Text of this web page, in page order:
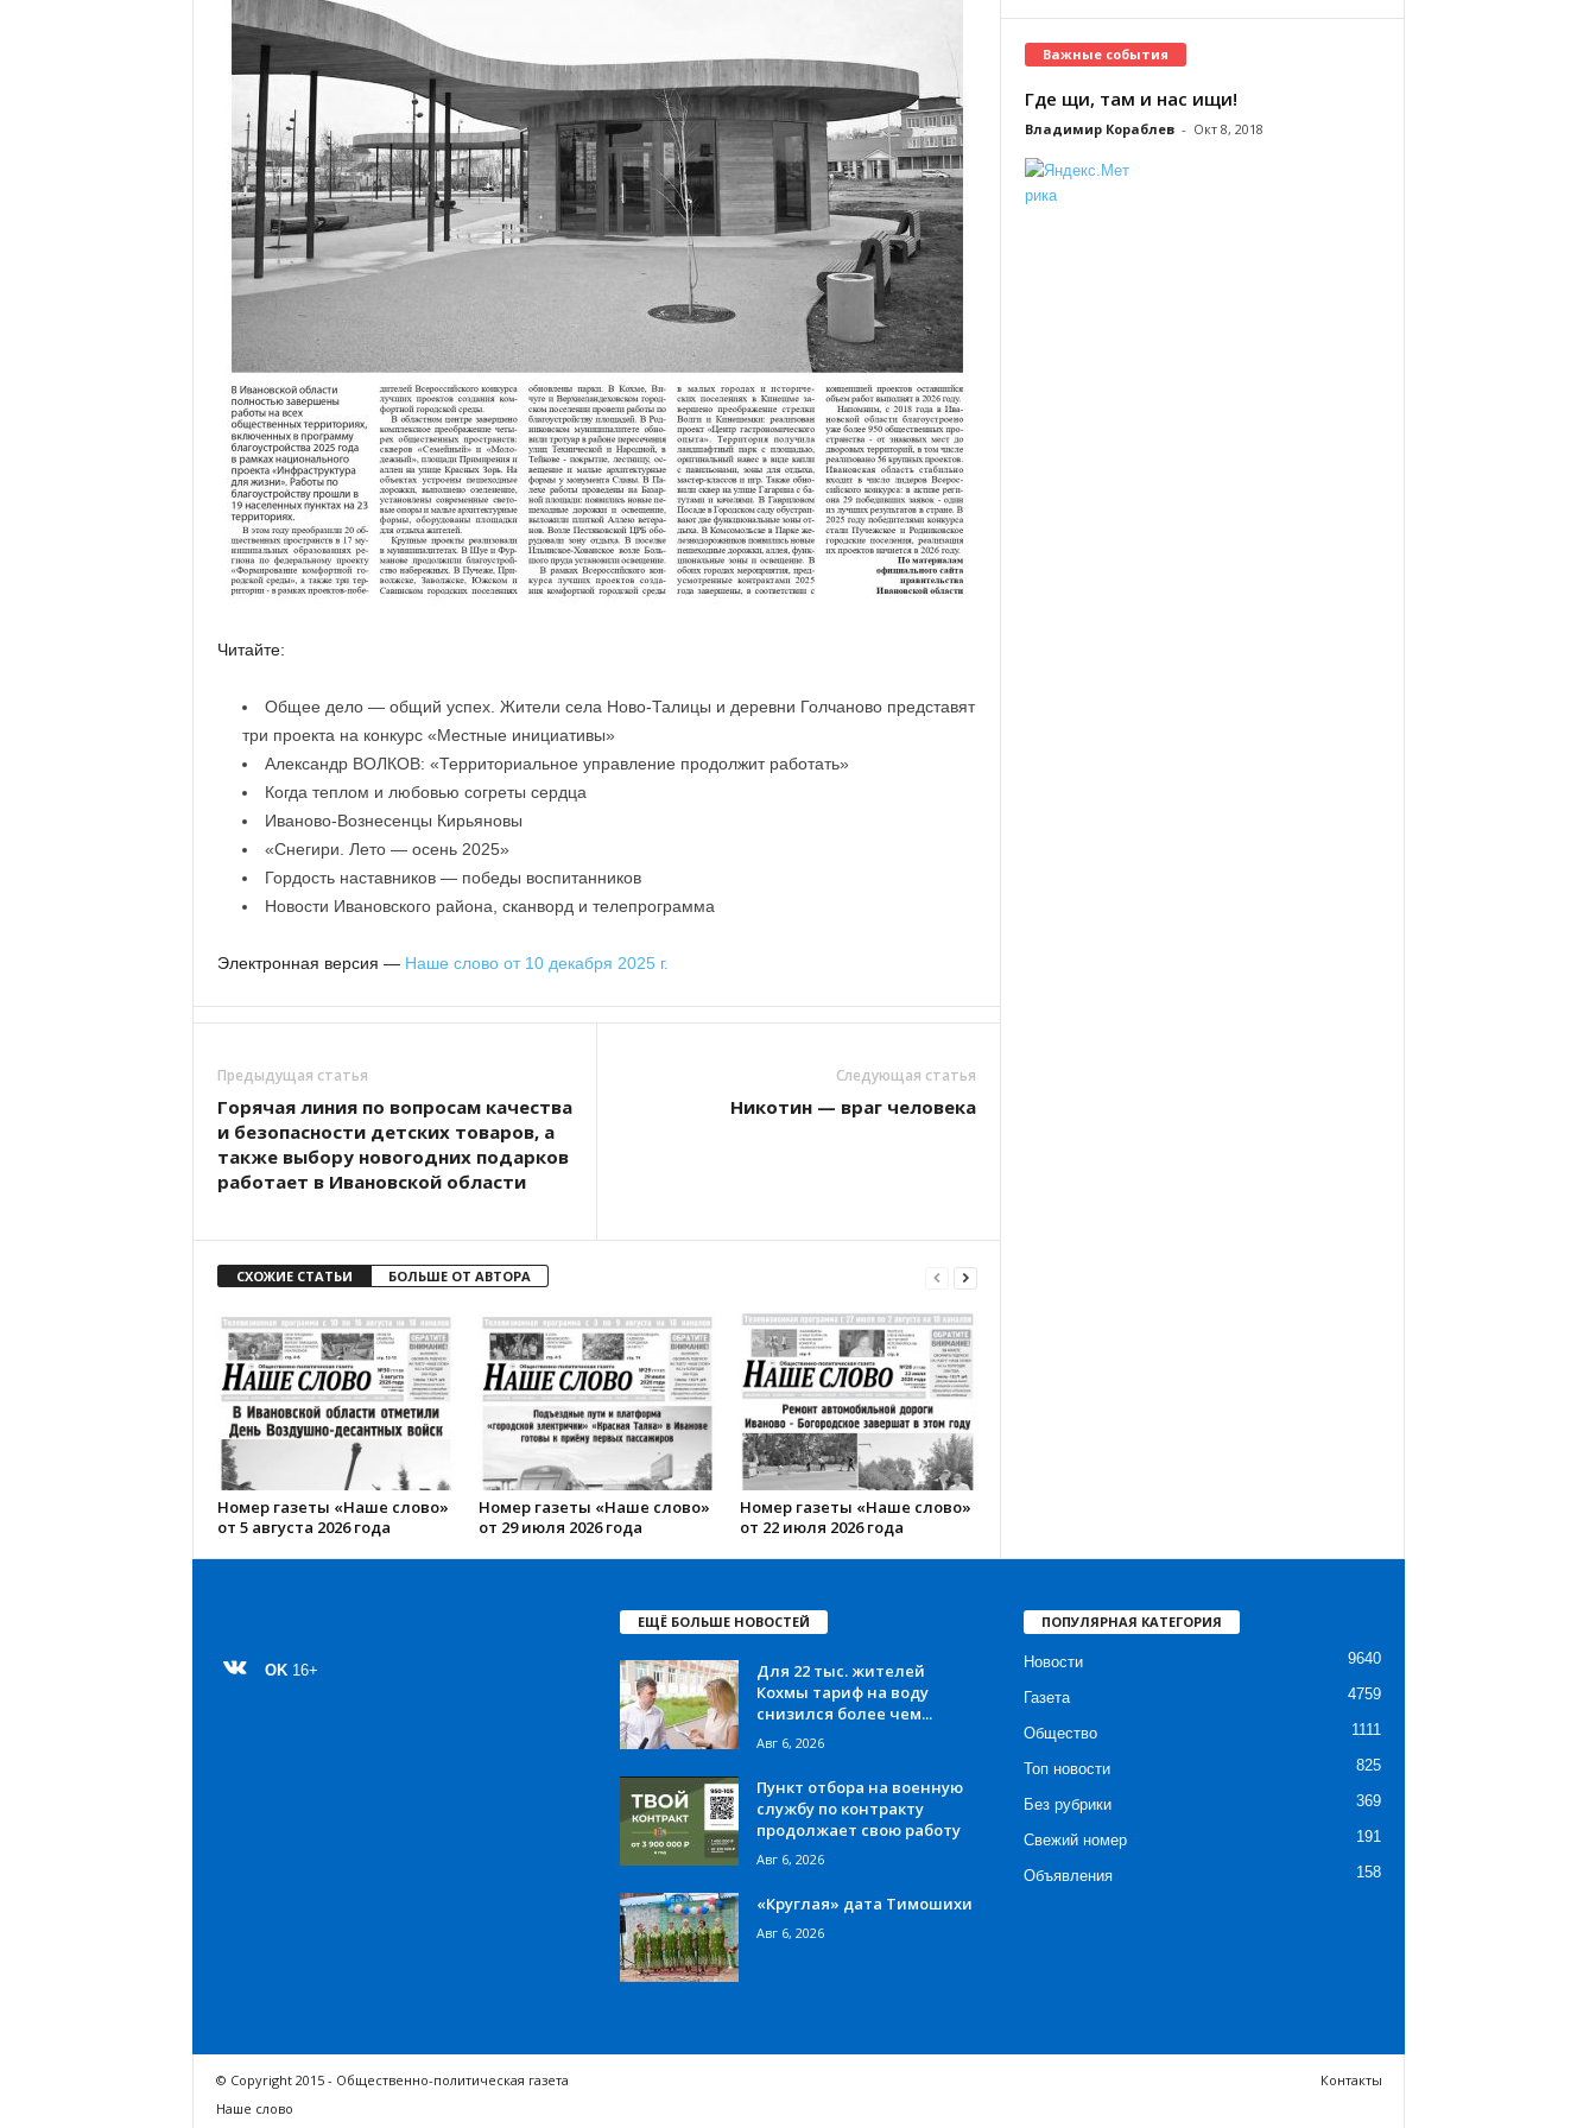
Читайте:
Общее дело — общий успех. Жители села Ново-Талицы и деревни Голчаново представят
три проекта на конкурс «Местные инициативы»
Александр ВОЛКОВ: «Территориальное управление продолжит работать»
Когда теплом и любовью согреты сердца
Иваново-Вознесенцы Кирьяновы
«Снегири. Лето — осень 2025»
Гордость наставников — победы воспитанников
Новости Ивановского района, сканворд и телепрограмма
Электронная версия — Наше слово от 10 декабря 2025 г.
Предыдущая статья
Горячая линия по вопросам качества
и безопасности детских товаров, а
также выбору новогодних подарков
работает в Ивановской области
Следующая статья
Никотин — враг человека
СХОЖИЕ СТАТЬИ БОЛЬШЕ ОТ АВТОРА
Номер газеты «Наше слово»
от 5 августа 2026 года
Номер газеты «Наше слово»
от 29 июля 2026 года
Номер газеты «Наше слово»
от 22 июля 2026 года
Важные события
Где щи, там и нас ищи!
Владимир Кораблев - Окт 8, 2018
OK 16+
ЕЩЁ БОЛЬШЕ НОВОСТЕЙ
Для 22 тыс. жителей
Кохмы тариф на воду
снизился более чем...
Авг 6, 2026
Пункт отбора на военную
службу по контракту
продолжает свою работу
Авг 6, 2026
«Круглая» дата Тимошихи
Авг 6, 2026
ПОПУЛЯРНАЯ КАТЕГОРИЯ
Новости 9640
Газета 4759
Общество 1111
Топ новости 825
Без рубрики 369
Свежий номер 191
Объявления 158
Контакты
© Copyright 2015 - Общественно-политическая газета
Наше слово